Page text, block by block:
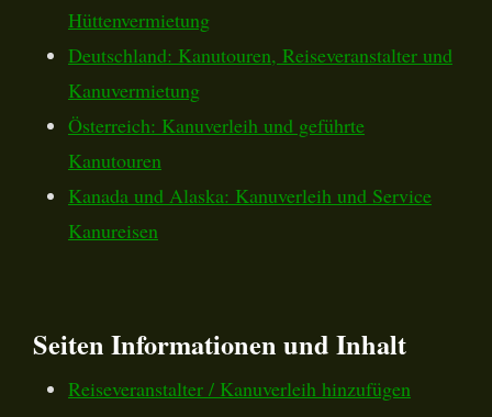
Hüttenvermietung
Deutschland: Kanutouren, Reiseveranstalter und
Kanuvermietung
Österreich: Kanuverleih und geführte
Kanutouren
Kanada und Alaska: Kanuverleih und Service
Kanureisen
Seiten Informationen und Inhalt
Reiseveranstalter / Kanuverleih hinzufügen